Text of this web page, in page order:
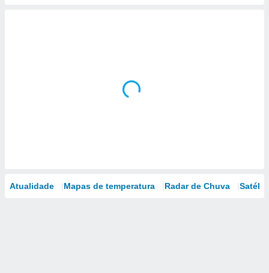
Atualidade Mapas de temperatura Radar de Chuva